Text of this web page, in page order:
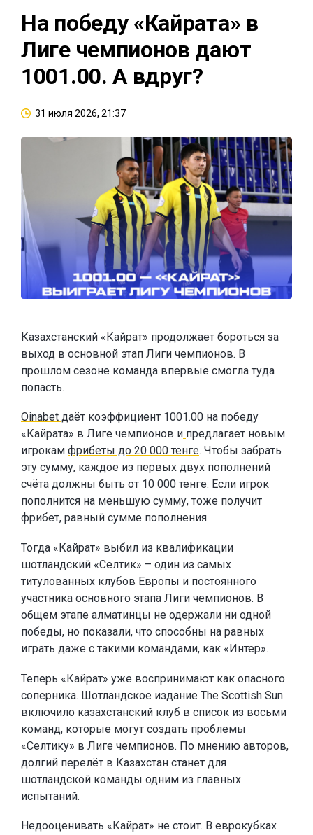
На победу «Кайрата» в
Лиге чемпионов дают
1001.00. А вдруг?
31 июля 2026, 21:37
Казахстанский «Кайрат» продолжает бороться за
выход в основной этап Лиги чемпионов. В
прошлом сезоне команда впервые смогла туда
попасть.
Oinabet даёт коэффициент 1001.00 на победу
«Кайрата» в Лиге чемпионов и предлагает новым
игрокам фрибеты до 20 000 тенге. Чтобы забрать
эту сумму, каждое из первых двух пополнений
счёта должны быть от 10 000 тенге. Если игрок
пополнится на меньшую сумму, тоже получит
фрибет, равный сумме пополнения.
Тогда «Кайрат» выбил из квалификации
шотландский «Селтик» – один из самых
титулованных клубов Европы и постоянного
участника основного этапа Лиги чемпионов. В
общем этапе алматинцы не одержали ни одной
победы, но показали, что способны на равных
играть даже с такими командами, как «Интер».
Теперь «Кайрат» уже воспринимают как опасного
соперника. Шотландское издание The Scottish Sun
включило казахстанский клуб в список из восьми
команд, которые могут создать проблемы
«Селтику» в Лиге чемпионов. По мнению авторов,
долгий перелёт в Казахстан станет для
шотландской команды одним из главных
испытаний.
Недооценивать «Кайрат» не стоит. В еврокубках